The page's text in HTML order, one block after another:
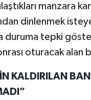
manzara
dinlenmek
duruma tepki
oturacak alan
KALDIRILAN